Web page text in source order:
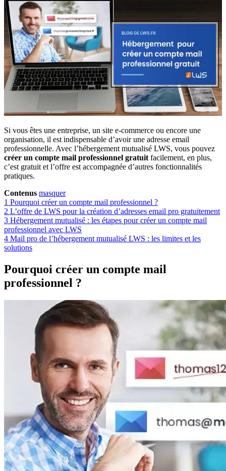
Si vous êtes une entreprise, un site e-commerce ou encore une
organisation, il est indispensable d’avoir une adresse email
professionnelle. Avec l’hébergement mutualisé LWS, vous pouvez
créer un compte mail professionnel gratuit facilement, en plus,
c’est gratuit et l’offre est accompagnée d’autres fonctionnalités
pratiques.
Contenus masquer
1 Pourquoi créer un compte mail professionnel ?
2 L’offre de LWS pour la création d’adresses email pro gratuitement
3 Hébergement mutualisé : les étapes pour créer un compte mail
professionnel avec LWS
4 Mail pro de l’hébergement mutualisé LWS : les limites et les
solutions
Pourquoi créer un compte mail
professionnel ?